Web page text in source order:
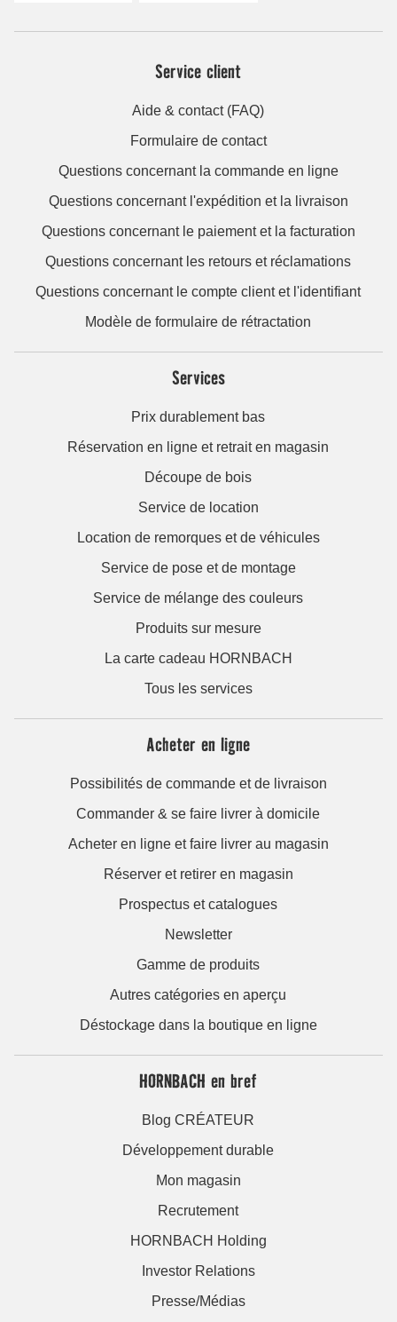
Service client
Aide & contact (FAQ)
Formulaire de contact
Questions concernant la commande en ligne
Questions concernant l'expédition et la livraison
Questions concernant le paiement et la facturation
Questions concernant les retours et réclamations
Questions concernant le compte client et l'identifiant
Modèle de formulaire de rétractation
Services
Prix durablement bas
Réservation en ligne et retrait en magasin
Découpe de bois
Service de location
Location de remorques et de véhicules
Service de pose et de montage
Service de mélange des couleurs
Produits sur mesure
La carte cadeau HORNBACH
Tous les services
Acheter en ligne
Possibilités de commande et de livraison
Commander & se faire livrer à domicile
Acheter en ligne et faire livrer au magasin
Réserver et retirer en magasin
Prospectus et catalogues
Newsletter
Gamme de produits
Autres catégories en aperçu
Déstockage dans la boutique en ligne
HORNBACH en bref
Blog CRÉATEUR
Développement durable
Mon magasin
Recrutement
HORNBACH Holding
Investor Relations
Presse/Médias